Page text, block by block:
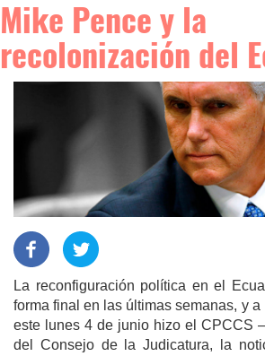
Mike Pence y la
recolonización del
La reconfiguración política en el
forma final en las últimas semanas, y
este lunes 4 de junio hizo el CPCCS
del Consejo de la Judicatura, la